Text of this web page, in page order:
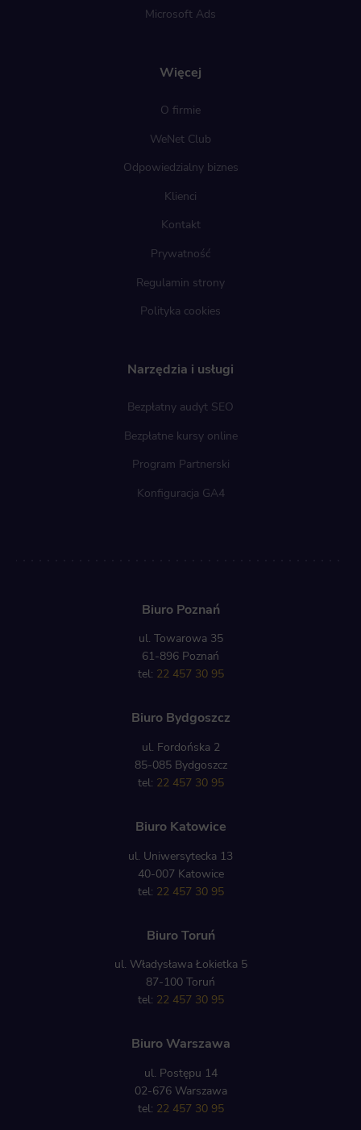
Więcej
O firmie
WeNet Club
Odpowiedzialny biznes
Klienci
Kontakt
Prywatność
Regulamin strony
Polityka cookies
Narzędzia i usługi
Bezpłatny audyt SEO
Bezpłatne kursy online
Program Partnerski
Konfiguracja GA4
Microsoft Ads
Biuro Poznań
ul. Towarowa 35
61-896 Poznań
tel: 22 457 30 95
Biuro Bydgoszcz
ul. Fordońska 2
85-085 Bydgoszcz
tel: 22 457 30 95
Biuro Katowice
ul. Uniwersytecka 13
40-007 Katowice
tel: 22 457 30 95
Biuro Toruń
ul. Władysława Łokietka 5
87-100 Toruń
tel: 22 457 30 95
Biuro Warszawa
ul. Postępu 14
02-676 Warszawa
tel: 22 457 30 95